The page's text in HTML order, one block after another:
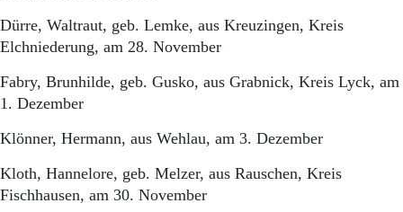
Dürre, Waltraut, geb. Lemke, aus Kreuzingen, Kreis
Elchniederung, am 28. November
Fabry, Brunhilde, geb. Gusko, aus Grabnick, Kreis Lyck, am
1. Dezember
Klönner, Hermann, aus Wehlau, am 3. Dezember
Kloth, Hannelore, geb. Melzer, aus Rauschen, Kreis
Fischhausen, am 30. November